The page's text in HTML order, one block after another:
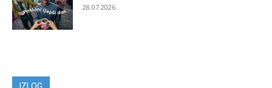
28.07.2026.